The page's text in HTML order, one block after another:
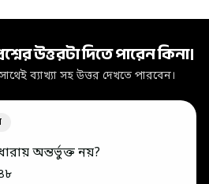
উত্তরটা দিতে পারেন কিনা।
ব্যাখ্যা সহ উত্তর দেখতে পারবেন।
অন্তর্ভুক্ত নয়?